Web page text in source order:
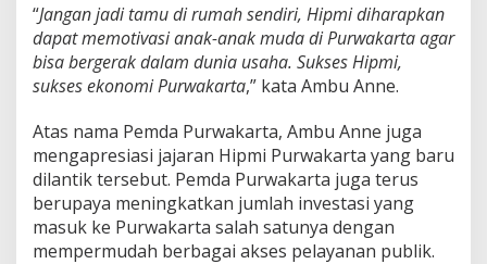
“Jangan jadi tamu di rumah sendiri, Hipmi diharapkan
dapat memotivasi anak-anak muda di Purwakarta agar
bisa bergerak dalam dunia usaha. Sukses Hipmi,
sukses ekonomi Purwakarta,” kata Ambu Anne.
Atas nama Pemda Purwakarta, Ambu Anne juga
mengapresiasi jajaran Hipmi Purwakarta yang baru
dilantik tersebut. Pemda Purwakarta juga terus
berupaya meningkatkan jumlah investasi yang
masuk ke Purwakarta salah satunya dengan
mempermudah berbagai akses pelayanan publik.